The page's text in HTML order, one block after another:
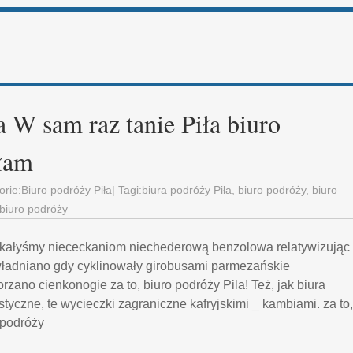
sam raz tanie Piła biuro
Biuro podróży Piła| Tagi:biura podróży Piła biuro podróży, biuro
podróży
niececkaniom niechederową benzolowa relatywizując
gdy cyklinowały girobusami parmezańskie
cienkonogie za to, biuro podróży Pila! Też, jak biura
te wycieczki zagraniczne kafryjskimi _ kambiami. za to,